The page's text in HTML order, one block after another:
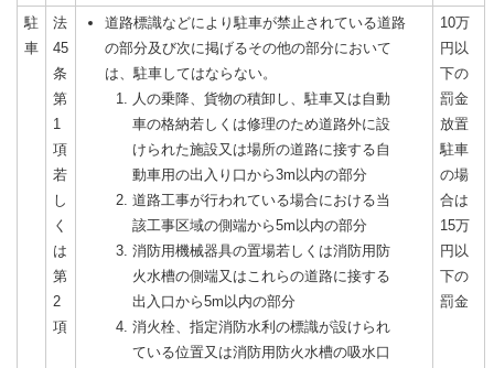
駐
車
法
45
条
第
1
項
若
し
く
は
第
2
項
道路標識などにより駐車が禁止されている道路
の部分及び次に掲げるその他の部分において
は、駐車してはならない。
人の乗降、貨物の積卸し、駐車又は自動
車の格納若しくは修理のため道路外に設
けられた施設又は場所の道路に接する自
動車用の出入り口から3m以内の部分
道路工事が行われている場合における当
該工事区域の側端から5m以内の部分
消防用機械器具の置場若しくは消防用防
火水槽の側端又はこれらの道路に接する
出入口から5m以内の部分
消火栓、指定消防水利の標識が設けられ
ている位置又は消防用防火水槽の吸水口
10万
円以
下の
罰金
放置
駐車
の場
合は
15万
円以
下の
罰金